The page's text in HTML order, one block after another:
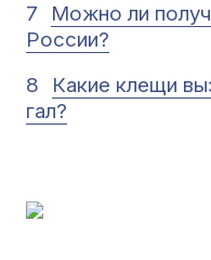
7
Можно ли
России?
8
Какие клещи
гал?